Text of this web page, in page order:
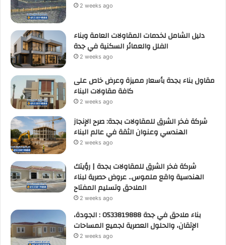
2 weeks ago
دليل الشامل لخدمات المقاولات العامة وبناء
الفلل والعمائر السكنية في جدة
2 weeks ago
مقاول بناء بجدة بأسعار مميزة وعرض خاص على
كافة مقاولات البناء
2 weeks ago
شركة فخر الشرق للمقاولات بجدة: صرح الإنجاز
الهندسي وعنوان الثقة في عالم البناء
2 weeks ago
شركة فخر الشرق للمقاولات بجدة | رؤيتك
الهندسية واقع ملموس.. عروض حصرية لبناء
الملاحق وتسليم المفتاح
2 weeks ago
بناء ملاحق في جدة 0533819888 : الجودة،
الإتقان، والحلول العصرية لجميع المساحات
2 weeks ago